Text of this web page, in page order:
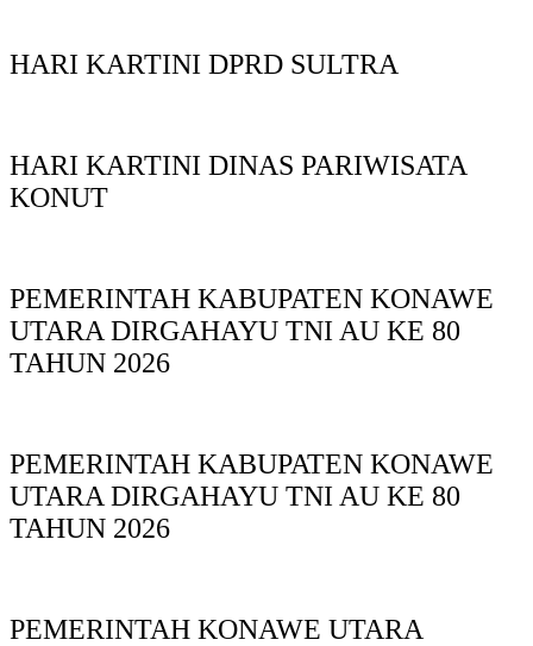
HARI KARTINI DPRD SULTRA
HARI KARTINI DINAS PARIWISATA
KONUT
PEMERINTAH KABUPATEN KONAWE
UTARA DIRGAHAYU TNI AU KE 80
TAHUN 2026
PEMERINTAH KABUPATEN KONAWE
UTARA DIRGAHAYU TNI AU KE 80
TAHUN 2026
PEMERINTAH KONAWE UTARA